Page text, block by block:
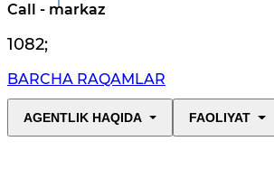
Call - markaz
1082;
BARCHA RAQAMLAR
AGENTLIK HAQIDA FAOLIYAT